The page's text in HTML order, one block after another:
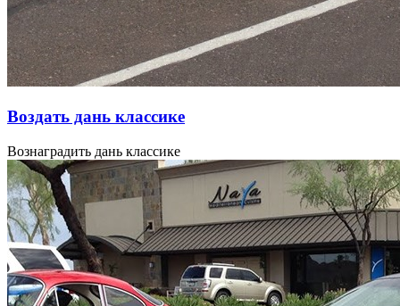
Воздать дань классике
Вознаградить дань классике